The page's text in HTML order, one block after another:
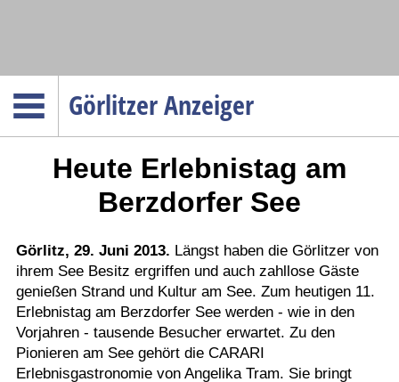
Görlitzer Anzeiger
Menüpunkte
Politik
Gesellschaft
Wirtschaft
Service
Verkehr
Gesundheit
Kultur
Heute Erlebnistag am
Berzdorfer See
Görlitz, 29. Juni 2013. Längst haben die Görlitzer von
ihrem See Besitz ergriffen und auch zahllose Gäste
genießen Strand und Kultur am See. Zum heutigen 11.
Erlebnistag am Berzdorfer See werden - wie in den
Vorjahren - tausende Besucher erwartet. Zu den
Pionieren am See gehört die CARARI
Erlebnisgastronomie von Angelika Tram. Sie bringt